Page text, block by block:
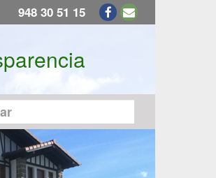
948 30 51 15